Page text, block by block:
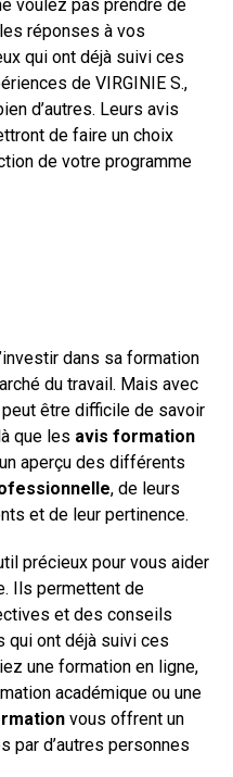
voulez pas prendre de
réponses à vos
qui ont déjà suivi ces
de VIRGINIE S.,
d’autres. Leurs avis
de faire un choix
de votre programme
dans sa formation
du travail. Mais avec
être difficile de savoir
que les avis formation
aperçu des différents
, de leurs
et de leur pertinence.
précieux pour vous aider
Ils permettent de
et des conseils
qui ont déjà suivi ces
une formation en ligne,
académique ou une
vous offrent un
par d’autres personnes